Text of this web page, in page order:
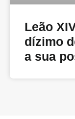
Leão
dízimo
a sua